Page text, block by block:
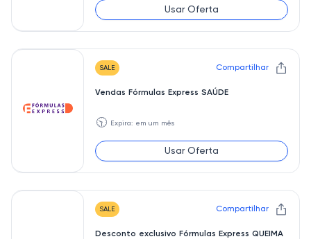
Usar Oferta
SALE Compartilhar
Vendas Fórmulas Express SAÚDE
🕥 Expira: em um mês
Usar Oferta
SALE Compartilhar
Desconto exclusivo Fórmulas Express QUEIMA